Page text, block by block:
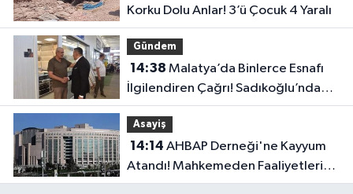
Korku Dolu Anlar! 3’ü Çocuk 4 Yaralı
Gündem
14:38
İlgilendiren Çağrı! Sadıkoğlu’ndan
Kura Fazlası İşyerleri İçin Yeni Talep
Asayiş
14:14
Atandı! Mahkemeden Faaliyetleri
Durdurma Kararı..